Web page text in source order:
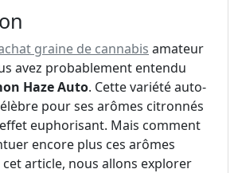
graine de cannabis amateur
avez probablement entendu
Haze Auto. Cette variété auto-
pour ses arômes citronnés
euphorisant. Mais comment
encore plus ces arômes
cet article, nous allons explorer